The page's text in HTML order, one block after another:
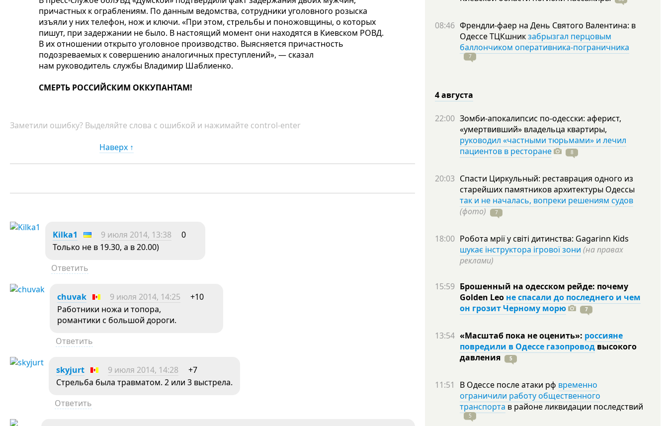
причастных к ограблениям. По данным ведомства, сотрудники уголовного розыска
изъяли у них телефон, нож и ключи. «При этом, стрельбы и поножовщины, о которых
пишут, при задержании не было. В настоящий момент они находятся в Киевском РОВД.
В их отношении открыто уголовное производство. Выясняется причастность
подозреваемых к совершению аналогичных преступлений», — сказал
нам руководитель службы Владимир Шаблиенко.
СМЕРТЬ РОССИЙСКИМ ОККУПАНТАМ!
Заметили ошибку? Выделяйте слова с ошибкой и нажимайте control-enter
Наверх ↑
Kilka1 9 июля 2014, 13:38
0
Только не в 19.30, а в 20.00)
Ответить
chuvak 9 июля 2014, 14:25
+10
Работники ножа и топора,
романтики с большой дороги.
Ответить
skyjurt 9 июля 2014, 14:28
+7
Стрельба была травматом. 2 или 3 выстрела.
Ответить
08:46 Френдли-фаер на День Святого Валентина: в
Одессе ТЦКшникзабрызгал перцовым
баллончиком оперативника-пограничника
7
4 августа
22:00 Зомби-апокалипсис по-одесски: аферист,
«умертвивший» владельца квартиры,
руководил «частными тюрьмами» и лечил
пациентов в ресторане
8
20:03 Спасти Циркульный: реставрация одного из
старейших памятников архитектуры Одессы
так и не началась, вопреки решениям судов
(фото)
7
18:00 Робота мрії у світі дитинства: Gagarinn Kids
шукає інструктора ігрової зони (на правах
реклами)
15:59 Брошенный на одесском рейде: почему
Golden Leo не спасали до последнего и чем
он грозит Черному морю
7
13:54 «Масштаб пока не оценить»: россияне
повредили в Одессе газопровод высокого
давления
5
11:51 В Одессе после атаки рф временно
ограничили работу общественного
транспорта в районе ликвидации последствий
5